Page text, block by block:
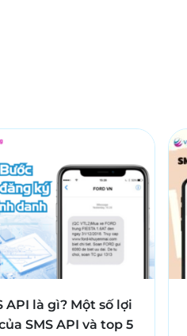
API là gì? Một số lợi
SMS API và top 5